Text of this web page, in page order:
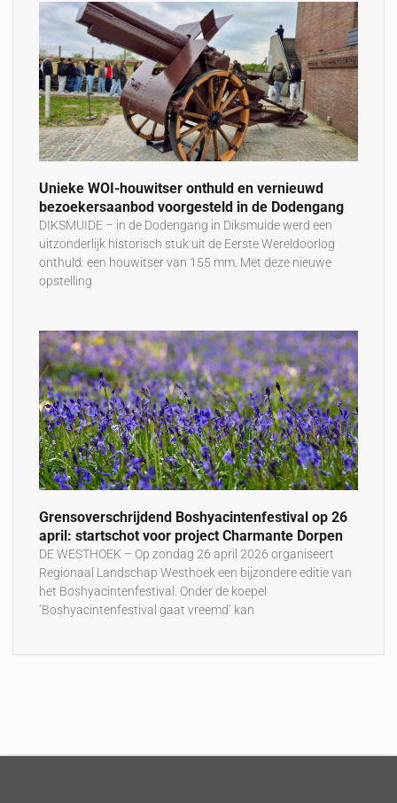
Unieke WOI-houwitser onthuld en vernieuwd
bezoekersaanbod voorgesteld in de Dodengang
DIKSMUIDE – in de Dodengang in Diksmuide werd een
uitzonderlijk historisch stuk uit de Eerste Wereldoorlog
onthuld: een houwitser van 155 mm. Met deze nieuwe
opstelling
Grensoverschrijdend Boshyacintenfestival op 26
april: startschot voor project Charmante Dorpen
DE WESTHOEK – Op zondag 26 april 2026 organiseert
Regionaal Landschap Westhoek een bijzondere editie van
het Boshyacintenfestival. Onder de koepel
‘Boshyacintenfestival gaat vreemd’ kan